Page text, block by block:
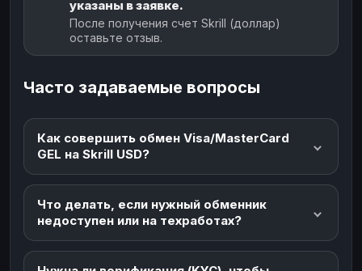
указаны в заявке.
После получения счет Skrill (доллар)
оставьте отзыв.
Часто задаваемые вопросы
Как совершить обмен Visa/MasterCard
GEL на Skrill USD?
Что делать, если нужный обменник
недоступен или на техработах?